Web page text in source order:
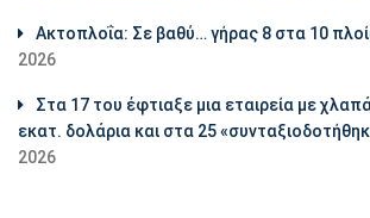
Ακτοπλοΐα: Σε βαθύ… γήρας 8 στα 10
2026
Στα 17 του έφτιαξε μια εταιρεία με
εκατ. δολάρια και στα 25
2026